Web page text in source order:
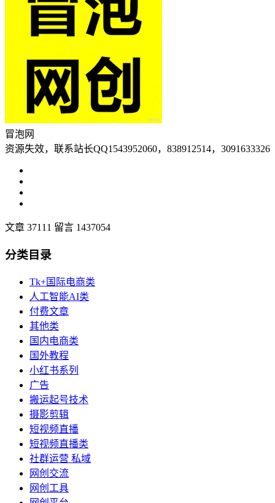
冒泡网
资源失效，联系站长QQ1543952060，838912514，3091633326
文章 37111 留言 1437054
分类目录
Tk+国际电商类
人工智能AI类
付费文章
其他类
国内电商类
国外教程
小红书系列
广告
搬运起号技术
摄影剪辑
短视频直播
短视频直播类
社群运营 私域
网创交流
网创工具